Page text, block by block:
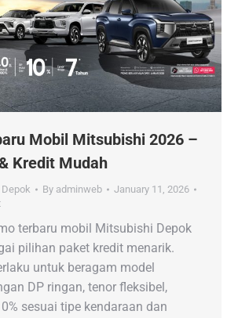
Mobil Mitsubishi 2026 –
Kredit Mudah
By adminweb
January 11, 2026
terbaru mobil Mitsubishi Depok
pilihan paket kredit menarik.
untuk beragam model
DP ringan, tenor fleksibel,
sesuai tipe kendaraan dan